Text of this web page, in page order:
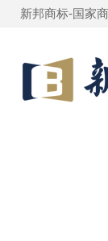
新邦商标-国家